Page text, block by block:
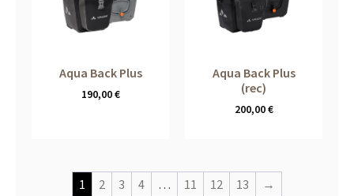
Aqua Back Plus
190,00€
Aqua Back Plus
(rec)
200,00€
1 2 3 4 … 11 12 13 →